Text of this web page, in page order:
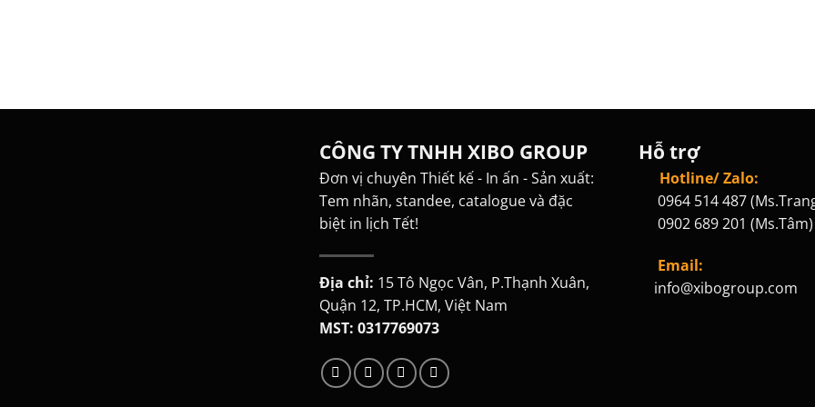
CÔNG TY TNHH XIBO GROUP
Đơn vị chuyên Thiết kế - In ấn - Sản xuất:
Tem nhãn, standee, catalogue và đặc
biệt in lịch Tết!
Địa chỉ: 15 Tô Ngọc Vân, P.Thạnh Xuân,
Quận 12, TP.HCM, Việt Nam
MST: 0317769073
Hỗ trợ
Hotline/ Zalo:
0964 514 487
0902 689 201 (Ms.Tâm)
Email:
info@xibogroup.com